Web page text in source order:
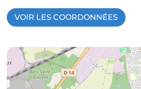
VOIR LES COORDONNÉES